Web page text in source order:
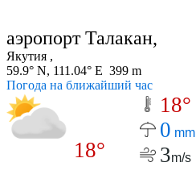
аэропорт Талакан,
Якутия ,
59.9° N, 111.04° E 399 m
Погода на ближайший час
18°
18°
0 mm
3m/s